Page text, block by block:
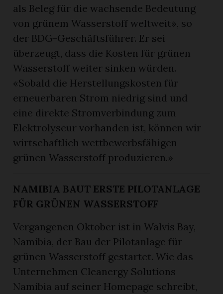
als Beleg für die wachsende Bedeutung
von grünem Wasserstoff weltweit», so
der BDG-Geschäftsführer. Er sei
überzeugt, dass die Kosten für grünen
Wasserstoff weiter sinken würden.
«Sobald die Herstellungskosten für
erneuerbaren Strom niedrig sind und
eine direkte Stromverbindung zum
Elektrolyseur vorhanden ist, können wir
wirtschaftlich wettbewerbsfähigen
grünen Wasserstoff produzieren.»
NAMIBIA BAUT ERSTE PILOTANLAGE
FÜR GRÜNEN WASSERSTOFF
Vergangenen Oktober ist in Walvis Bay,
Namibia, der Bau der Pilotanlage für
grünen Wasserstoff gestartet. Wie das
Unternehmen Cleanergy Solutions
Namibia auf seiner Homepage schreibt,